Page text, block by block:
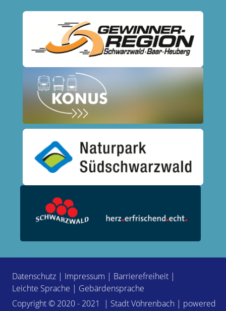
Datenschutz | Impressum | Barrierefreiheit |
Leichte Sprache | Gebärdensprache
Copyright © 2020 - 2021 | Stadt Vöhrenbach | powered